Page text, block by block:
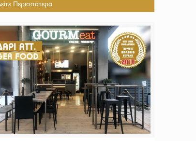
Περισσότερα